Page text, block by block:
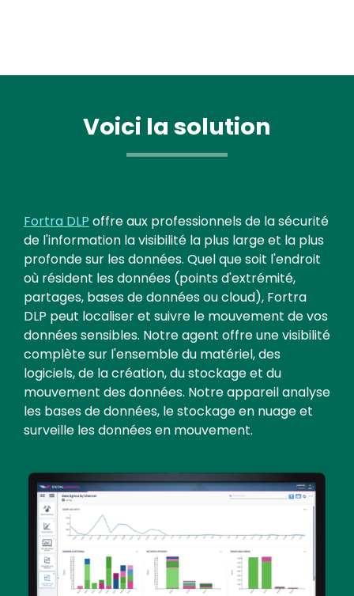
Voici la solution
Fortra DLP offre aux professionnels de la sécurité
de l'information la visibilité la plus large et la plus
profonde sur les données. Quel que soit l'endroit
où résident les données (points d'extrémité,
partages, bases de données ou cloud), Fortra
DLP peut localiser et suivre le mouvement de vos
données sensibles. Notre agent offre une visibilité
complète sur l'ensemble du matériel, des
logiciels, de la création, du stockage et du
mouvement des données. Notre appareil analyse
les bases de données, le stockage en nuage et
surveille les données en mouvement.